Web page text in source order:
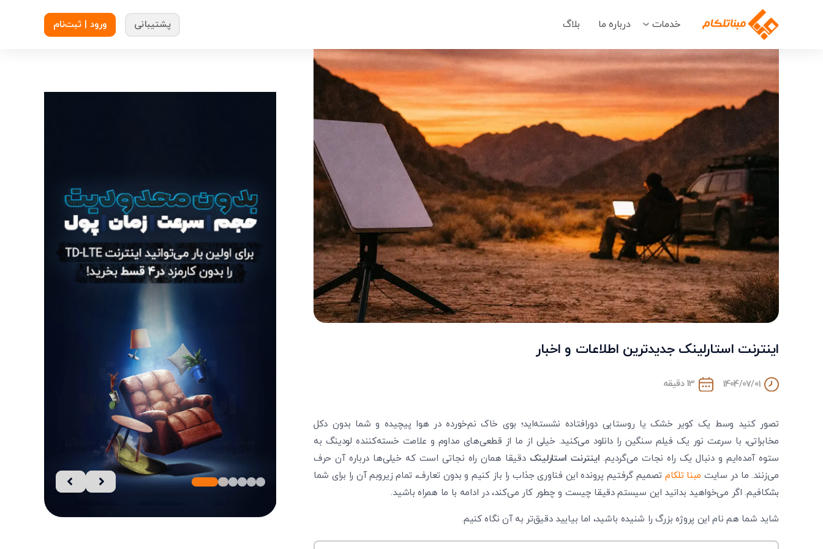
خدمات درباره ما بلاگ پشتیبانی ورود | ثبت‌نام
اینترنت استارلینک جدیدترین اطلاعات و اخبار
1404/07/01 13 دقیقه
تصور کنید وسط یک کویر خشک یا روستایی دورافتاده نشسته‌اید؛ بوی خاک نم‌خورده در هوا پیچیده و شما بدون دکل
مخابراتی، با سرعت نور یک فیلم سنگین را دانلود می‌کنید. خیلی از ما از قطعی‌های مداوم و علامت خسته‌کننده لودینگ به
ستوه آمده‌ایم و دنبال یک راه نجات می‌گردیم. اینترنت استارلینک دقیقا همان راه نجاتی است که خیلی‌ها درباره آن حرف
می‌زنند. ما در سایت مبنا تلکام تصمیم گرفتیم پرونده این فناوری جذاب را باز کنیم و بدون تعارف، تمام زیروبم آن را برای شما
بشکافیم. اگر می‌خواهید بدانید این سیستم دقیقا چیست و چطور کار می‌کند، در ادامه با ما همراه باشید.
شاید شما هم نام این پروژه بزرگ را شنیده باشید، اما بیایید دقیق‌تر به آن نگاه کنیم.